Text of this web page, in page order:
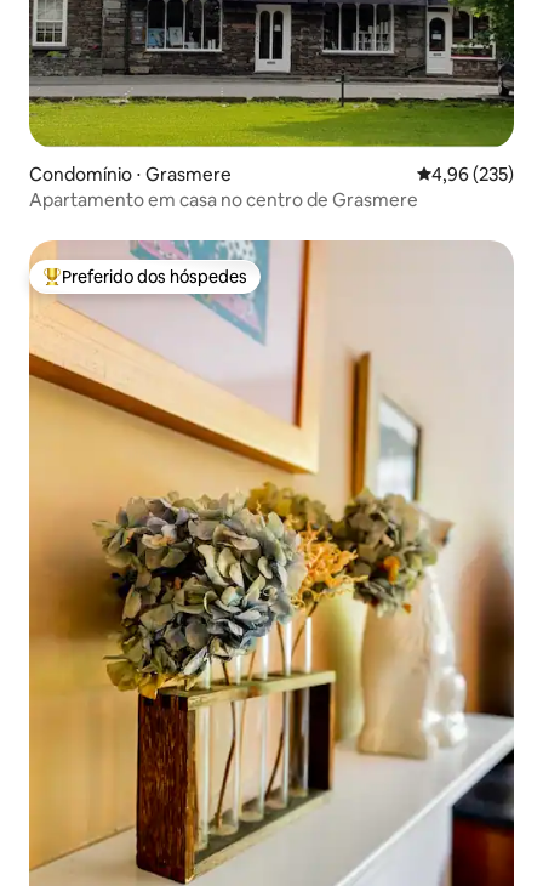
Condomínio ⋅ Grasmere 4,96 de uma
4,96 (235)
Apartamento em casa no centro de Grasmere
Entre os melhores preferidos dos hóspedes
Preferido dos hóspedes